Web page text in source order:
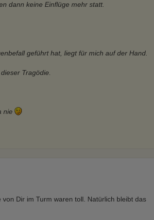
dann keine Einflüge mehr statt.
geführt hat, liegt für mich auf der Hand.
Tragödie.
nie
Dir im Turm waren toll. Natürlich bleibt das